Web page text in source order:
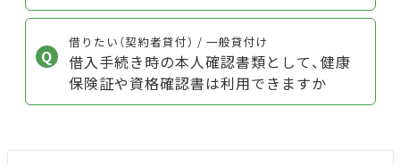
借りたい（契約者貸付） / 一般貸付け
借入手続き時の本人確認書類として、健康
保険証や資格確認書は利用できますか